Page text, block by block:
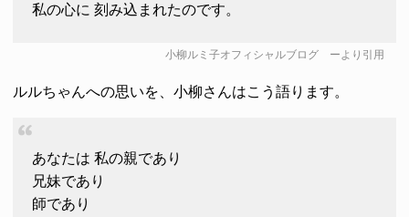
私の心に 刻み込まれたのです。
小柳ルミ子オフィシャルブログーより引用
ルルちゃんへの思いを、小柳さんはこう語ります。
あなたは 私の親であり
兄妹であり
師であり